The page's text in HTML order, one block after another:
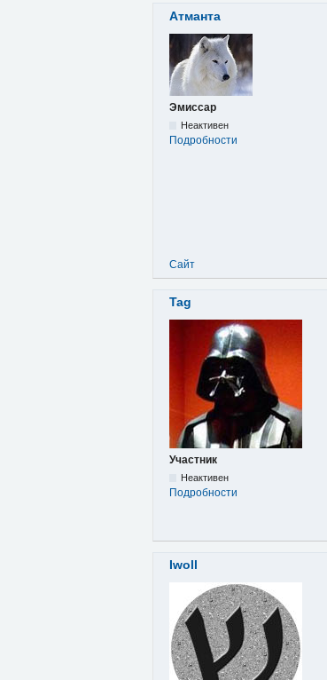
Атманта
Эмиссар
Неактивен
Подробности
Сайт
Tag
Участник
Неактивен
Подробности
Iwoll